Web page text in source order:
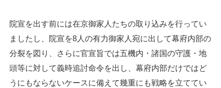
院宣を出す前には在京御家人たちの取り込みを行ってい
ましたし、院宣を8人の有力御家人宛に出して幕府内部の
分裂を図り、さらに官宣旨では五機内・諸国の守護・地
頭等に対して義時追討命令を出し、幕府内部だけではど
うにもならないケースに備えて幾重にも戦略を立ててい